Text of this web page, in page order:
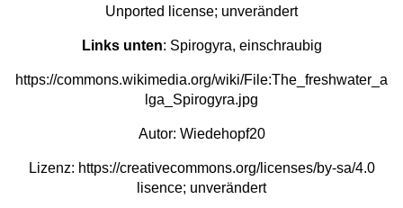
Unported
license; unverändert
Links unten: Spirogyra, einschraubig
https://commons.wikimedia.org/wiki/File:The_freshwater_a
lga_Spirogyra.jpg
Autor: Wiedehopf20
Lizenz: https://creativecommons.org/licenses/by-sa/4.0
lisence; unverändert